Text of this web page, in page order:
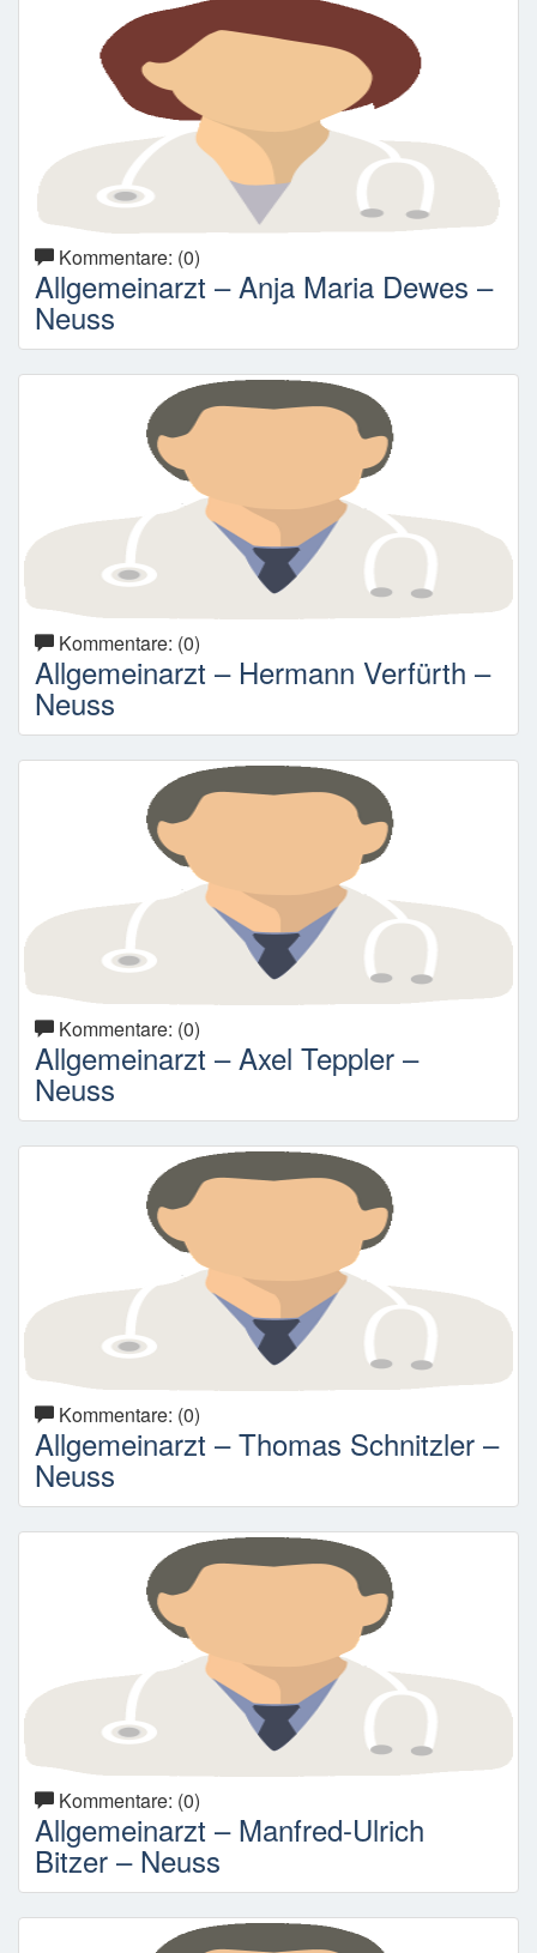
Kommentare: (0)
Allgemeinarzt – Anja Maria Dewes –
Neuss
Kommentare: (0)
Allgemeinarzt – Hermann Verfürth –
Neuss
Kommentare: (0)
Allgemeinarzt – Axel Teppler –
Neuss
Kommentare: (0)
Allgemeinarzt – Thomas Schnitzler –
Neuss
Kommentare: (0)
Allgemeinarzt – Manfred-Ulrich
Bitzer – Neuss